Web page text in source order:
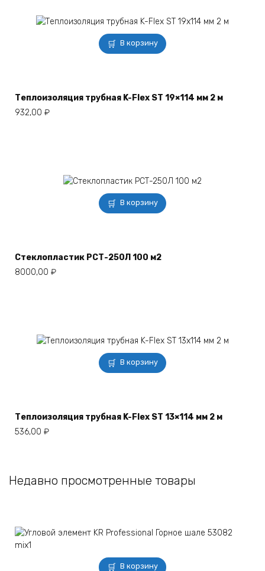
В корзину
Теплоизоляция трубная K-Flex ST 19×114 мм 2 м
932,00 ₽
В корзину
Стеклопластик РСТ-250Л 100 м2
8000,00 ₽
В корзину
Теплоизоляция трубная K-Flex ST 13×114 мм 2 м
536,00 ₽
Недавно просмотренные товары
В корзину